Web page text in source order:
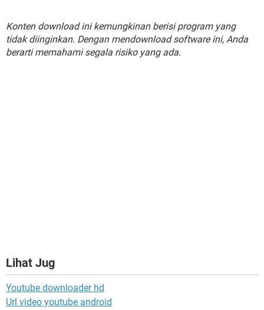
Konten download ini kemungkinan berisi program yang
tidak diinginkan. Dengan mendownload software ini, Anda
berarti memahami segala risiko yang ada.
Lihat Jug
Youtube downloader hd
Url video youtube android